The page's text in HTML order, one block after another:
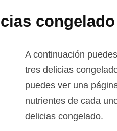
A continuación
tres delicias
puedes ver una
nutrientes de cada
delicias congelado.